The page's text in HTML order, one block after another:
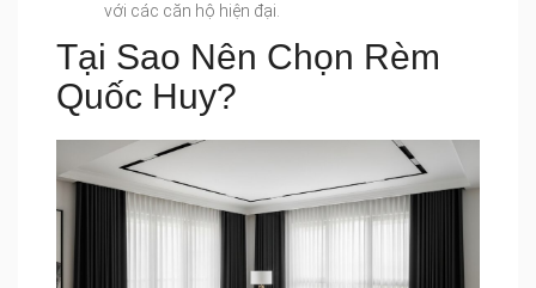
với các căn hộ hiện đại.
Tại Sao Nên Chọn Rèm
Quốc Huy?